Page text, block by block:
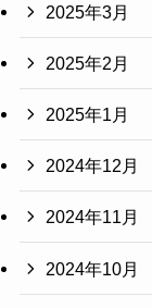
2025年3月
2025年2月
2025年1月
2024年12月
2024年11月
2024年10月